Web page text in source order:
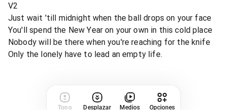
V2
Just wait 'till midnight when the ball drops on your face
You'll spend the New Year on your own in this cold place
Nobody will be there when you're reaching for the knife
Only the lonely have to lead an empty life.
Tono Desplazar Medios Opciones